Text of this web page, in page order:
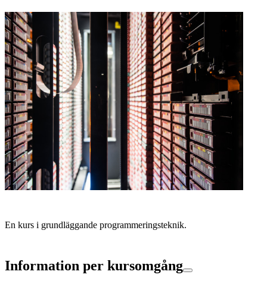
En kurs i grundläggande programmeringsteknik.
Information per kursomgång